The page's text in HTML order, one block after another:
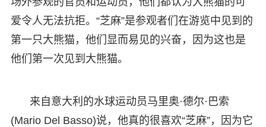
爱令人无法抗拒。 “芝麻”是参观者们在游览中见到的
第一只大熊猫，他们显而易见的兴奋，因为这也是
他们第一次见到大熊猫。
来自意大利的水球运动员马里奥·德尔·巴索
(Mario Del Basso)说，他真的很喜欢“芝麻”，因为它